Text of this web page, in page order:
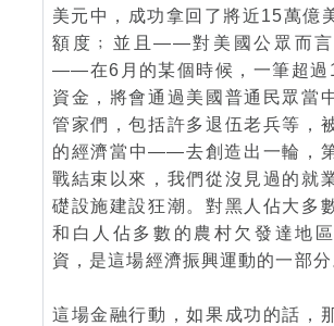
美元中，成功拿回了將近15萬億
額度﹔並且——對美國公眾而言
——在6月的某個時候，一筆超過
資金，將會通過美國普通民眾當
管家們，包括許多退伍老兵等，
的經濟當中——去創造出一輪，
戰結束以來，我們從沒見過的就
礎設施建設狂潮。對黑人佔大多
和白人佔多數的農村欠發達地
資，是這場經濟振興運動的一部分
這場金融行動，如果成功的話，